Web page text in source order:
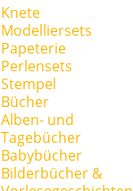
Knete
Modelliersets
Papeterie
Perlensets
Stempel
Bücher
Alben- und
Tagebücher
Babybücher
Bilderbücher &